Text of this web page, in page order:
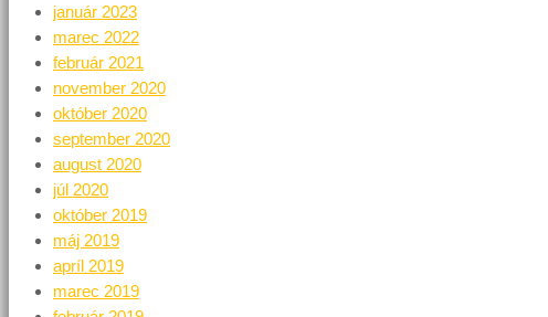
január 2023
marec 2022
február 2021
november 2020
október 2020
september 2020
august 2020
júl 2020
október 2019
máj 2019
apríl 2019
marec 2019